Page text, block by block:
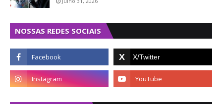
NOSSAS REDES SOCIAIS